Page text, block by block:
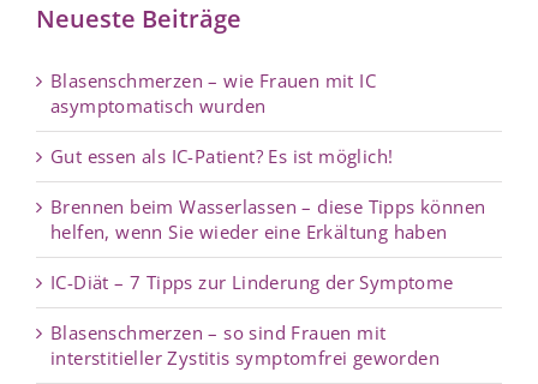
Neueste Beiträge
Blasenschmerzen – wie Frauen mit IC
asymptomatisch wurden
Gut essen als IC-Patient? Es ist möglich!
Brennen beim Wasserlassen – diese Tipps können
helfen, wenn Sie wieder eine Erkältung haben
IC-Diät – 7 Tipps zur Linderung der Symptome
Blasenschmerzen – so sind Frauen mit
interstitieller Zystitis symptomfrei geworden